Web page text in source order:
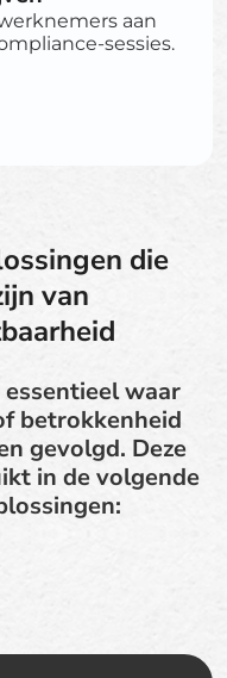
aan
sessies.
die
van
waar
betrokkenheid
gevolgd. Deze
in de volgende